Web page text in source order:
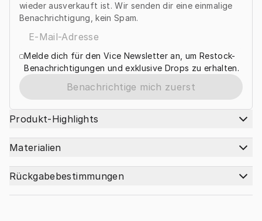
wieder ausverkauft ist. Wir senden dir eine einmalige
Benachrichtigung, kein Spam.
Melde dich für den Vice Newsletter an, um Restock-
Benachrichtigungen und exklusive Drops zu erhalten.
Benachrichtige mich zuerst
Produkt-Highlights
Materialien
Rückgabebestimmungen